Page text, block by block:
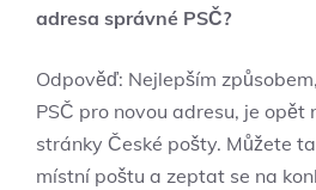
adresa správné PSČ?
Odpověď: Nejlepším
PSČ pro novou adresu, je
stránky České pošty. Můžete
místní poštu a zeptat se na